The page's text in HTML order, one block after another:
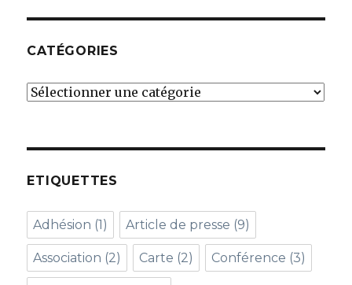
CATÉGORIES
Catégories
ETIQUETTES
Adhésion (1) Article de presse (9)
Association (2) Carte (2) Conférence (3)